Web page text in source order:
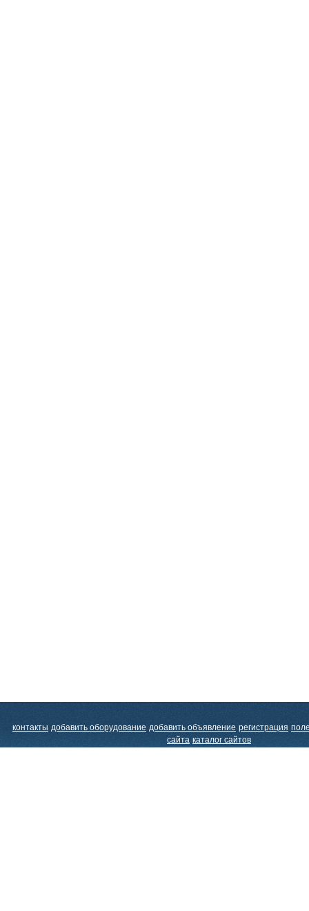
контакты добавить оборудование добавить объявление регистрация
сайта каталог сайтов